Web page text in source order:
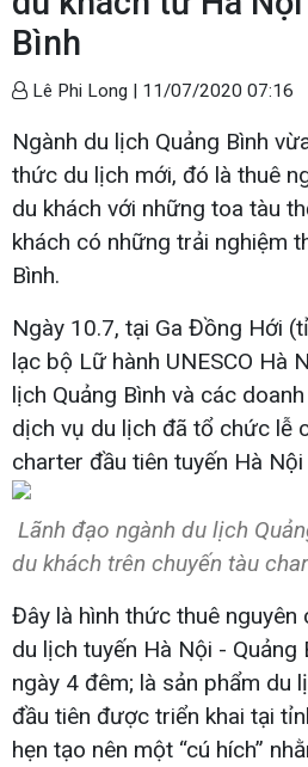
Bình
Lê Phi Long | 11/07/2020 07:16
Ngành du lịch Quảng Bình
thức du lịch mới, đó là thuê
du khách với những toa tàu
khách có những trải nghiệm
Bình.
Ngày 10.7, tại Ga Đồng Hới
lạc bộ Lữ hành UNESCO Hà
lịch Quảng Bình và các
dịch vụ du lịch đã tổ chức lễ
charter đầu tiên tuyến Hà
Lãnh đạo ngành du lịch
du khách trên chuyến tàu
Đây là hình thức thuê nguyên
du lịch tuyến Hà Nội - Quảng
ngày 4 đêm; là sản phẩm du
đầu tiên được triển khai tại
hẹn tạo nên một “cú hích”